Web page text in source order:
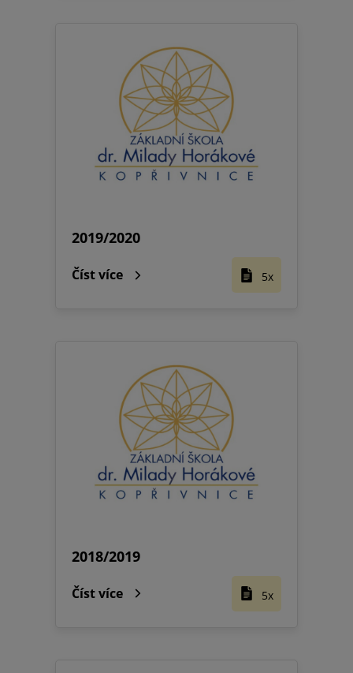
2019/2020
Číst více 5x
2018/2019
Číst více 5x